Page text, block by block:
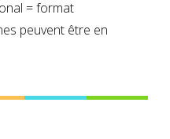
= format
peuvent être en